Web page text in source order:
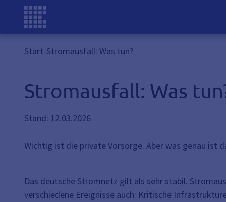
Start-Stromausfall: Was tun?
Stromausfall: Was
Stand: 12.03.2026
Wichtig ist die private Vorsorge. Aber was genau ist
Das deutsche Stromnetz gilt als sehr stabil.
verschiedene Ereignisse auch: Kritische